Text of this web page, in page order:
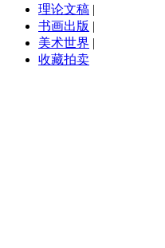
理论文稿 |
书画出版 |
美术世界 |
收藏拍卖